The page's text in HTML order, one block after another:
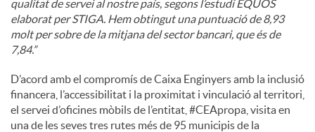
qualitat de servei al nostre país, segons l’estudi EQUOS
elaborat per STIGA. Hem obtingut una puntuació de 8,93
molt per sobre de la mitjana del sector bancari, que és de
7,84.”
D’acord amb el compromís de Caixa Enginyers amb la inclusió
financera, l’accessibilitat i la proximitat i vinculació al territori,
el servei d’oficines mòbils de l’entitat, #CEApropa, visita en
una de les seves tres rutes més de 95 municipis de la